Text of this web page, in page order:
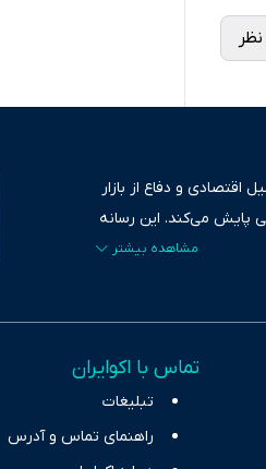
و دفاع از بازار
پایش می‌کند. این رسانه
بازارهای مالی،
حوزه‌های اثرگذار بر
تماس با اکوایران
تبلیغات
راهنمای تماس و آدرس